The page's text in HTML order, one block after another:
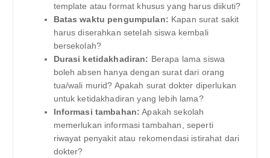
template atau format khusus yang harus diikuti?
Batas waktu pengumpulan: Kapan surat sakit
harus diserahkan setelah siswa kembali
bersekolah?
Durasi ketidakhadiran: Berapa lama siswa
boleh absen hanya dengan surat dari orang
tua/wali murid? Apakah surat dokter diperlukan
untuk ketidakhadiran yang lebih lama?
Informasi tambahan: Apakah sekolah
memerlukan informasi tambahan, seperti
riwayat penyakit atau rekomendasi istirahat dari
dokter?